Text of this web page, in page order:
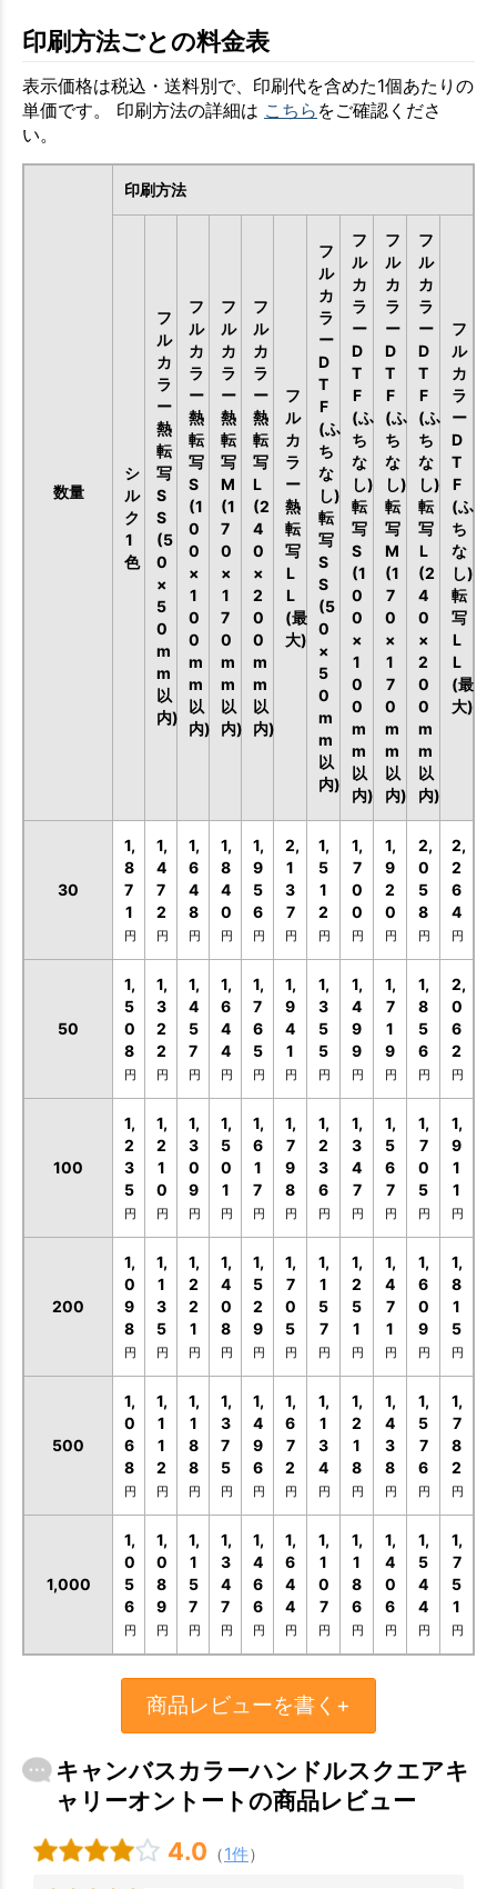
印刷方法ごとの料金表
表示価格は税込・送料別で、印刷代を含めた1個あたりの
単価です。 印刷方法の詳細は こちら をご確認くださ
い。
数量
印刷方法
シ
ル
ク
1
色
フ
ル
カ
ラ
ー
熱
転
写
S
S
(5
0
×
5
0
m
m
以
内)
フ
ル
カ
ラ
ー
熱
転
写
S
(1
0
0
×
1
0
0
m
m
以
内)
フ
ル
カ
ラ
ー
熱
転
写
M
(1
7
0
×
1
7
0
m
m
以
内)
フ
ル
カ
ラ
ー
熱
転
写
L
(2
4
0
×
2
0
0
m
m
以
内)
フ
ル
カ
ラ
ー
熱
転
写
L
L
(最
大)
フ
ル
カ
ラ
ー
D
T
F
(ふ
ち
な
し)
転
写
S
S
(5
0
×
5
0
m
m
以
内)
フ
ル
カ
ラ
ー
D
T
F
(ふ
ち
な
し)
転
写
S
(1
0
0
×
1
0
0
m
m
以
内)
フ
ル
カ
ラ
ー
D
T
F
(ふ
ち
な
し)
転
写
M
(1
7
0
×
1
7
0
m
m
以
内)
フ
ル
カ
ラ
ー
D
T
F
(ふ
ち
な
し)
転
写
L
(2
4
0
×
2
0
0
m
m
以
内)
フ
ル
カ
ラ
ー
D
T
F
(ふ
ち
な
し)
転
写
L
L
(最
大)
30
1,
8
7
1
円
1,
4
7
2
円
1,
6
4
8
円
1,
8
4
0
円
1,
9
5
6
円
2,
1
3
7
円
1,
5
1
2
円
1,
7
0
0
円
1,
9
2
0
円
2,
0
5
8
円
2,
2
6
4
円
50
1,
5
0
8
円
1,
3
2
2
円
1,
4
5
7
円
1,
6
4
4
円
1,
7
6
5
円
1,
9
4
1
円
1,
3
5
5
円
1,
4
9
9
円
1,
7
1
9
円
1,
8
5
6
円
2,
0
6
2
円
100
1,
2
3
5
円
1,
2
1
0
円
1,
3
0
9
円
1,
5
0
1
円
1,
6
1
7
円
1,
7
9
8
円
1,
2
3
6
円
1,
3
4
7
円
1,
5
6
7
円
1,
7
0
5
円
1,
9
1
1
円
200
1,
0
9
8
円
1,
1
3
5
円
1,
2
2
1
円
1,
4
0
8
円
1,
5
2
9
円
1,
7
0
5
円
1,
1
5
7
円
1,
2
5
1
円
1,
4
7
1
円
1,
6
0
9
円
1,
8
1
5
円
500
1,
0
6
8
円
1,
1
1
2
円
1,
1
8
8
円
1,
3
7
5
円
1,
4
9
6
円
1,
6
7
2
円
1,
1
3
4
円
1,
2
1
8
円
1,
4
3
8
円
1,
5
7
6
円
1,
7
8
2
円
1,000
1,
0
5
6
円
1,
0
8
9
円
1,
1
5
7
円
1,
3
4
7
円
1,
4
6
6
円
1,
6
4
4
円
1,
1
0
7
円
1,
1
8
6
円
1,
4
0
6
円
1,
5
4
4
円
1,
7
5
1
円
商品レビューを書く+
キャンバスカラーハンドルスクエアキ
ャリーオントートの商品レビュー
4.0 （1件）